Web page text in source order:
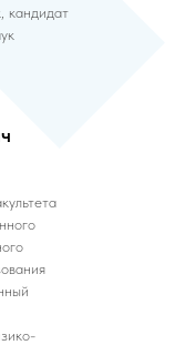
кандидат